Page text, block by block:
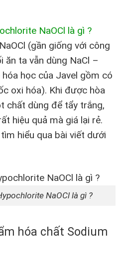
NaOCl là gì ?
(gần giống với công
ăn ta vẫn dùng NaCl –
học của Javel gồm có
oxi hóa). Khi được hòa
chất dùng để tẩy trắng,
hiệu quả mà giá lại rẻ.
hiểu qua bài viết dưới
NaOCl là gì ?
hóa chất Sodium